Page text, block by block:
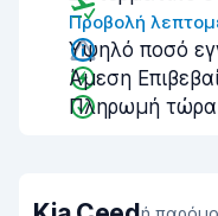
Προβολή
Υψηλό ποσό
Άμεση
Πληρωμή τώρα